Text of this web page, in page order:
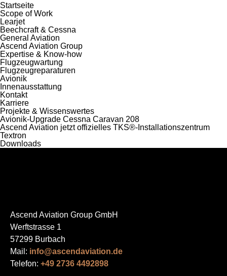
Startseite
Scope of Work
Learjet
Beechcraft & Cessna
General Aviation
Ascend Aviation Group
Expertise & Know-how
Flugzeug­wartung
Flugzeug­reparaturen
Avionik
Innen­ausstattung
Kontakt
Karriere
Projekte & Wissenswertes
Avionik-Upgrade Cessna Caravan 208
Ascend Aviation jetzt offizielles TKS®-Installationszentrum
Textron
Downloads
Ascend Aviation Group GmbH
Werftstrasse 1
57299 Burbach
Mail: info@ascendaviation.de
Telefon: +49 2736 4492898